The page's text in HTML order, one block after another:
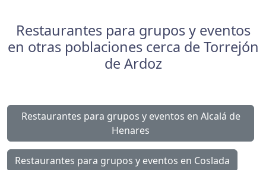
Restaurantes para grupos y eventos
en otras poblaciones cerca de Torrejón
de Ardoz
Restaurantes para grupos y eventos en Alcalá de
Henares
Restaurantes para grupos y eventos en Coslada